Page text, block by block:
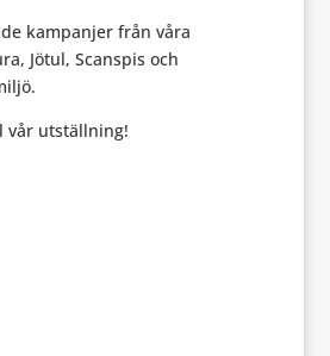
kampanjer från våra
Jötul, Scanspis och
vår utställning!